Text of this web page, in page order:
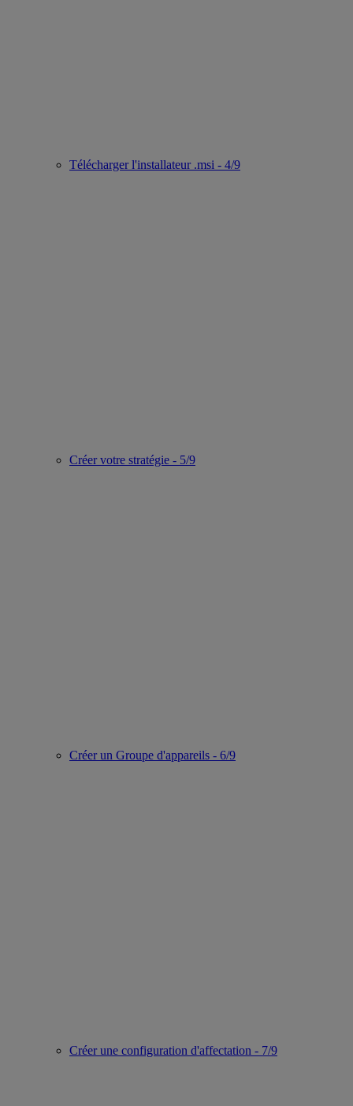
Télécharger l'installateur .msi - 4/9
Créer votre stratégie - 5/9
Créer un Groupe d'appareils - 6/9
Créer une configuration d'affectation - 7/9